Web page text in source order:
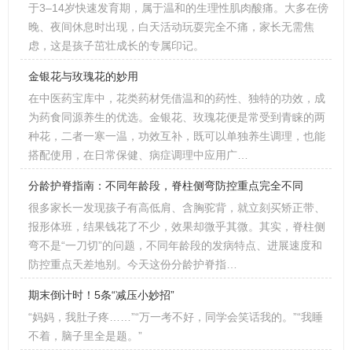
于3–14岁快速发育期，属于温和的生理性肌肉酸痛。大多在傍
晚、夜间休息时出现，白天活动玩耍完全不痛，家长无需焦
虑，这是孩子茁壮成长的专属印记。
金银花与玫瑰花的妙用
在中医药宝库中，花类药材凭借温和的药性、独特的功效，成
为药食同源养生的优选。金银花、玫瑰花便是常受到青睐的两
种花，二者一寒一温，功效互补，既可以单独养生调理，也能
搭配使用，在日常保健、病症调理中应用广…
分龄护脊指南：不同年龄段，脊柱侧弯防控重点完全不同
很多家长一发现孩子有高低肩、含胸驼背，就立刻买矫正带、
报形体班，结果钱花了不少，效果却微乎其微。其实，脊柱侧
弯不是“一刀切”的问题，不同年龄段的发病特点、进展速度和
防控重点天差地别。今天这份分龄护脊指…
期末倒计时！5条“减压小妙招”
“妈妈，我肚子疼……”“万一考不好，同学会笑话我的。”“我睡
不着，脑子里全是题。”